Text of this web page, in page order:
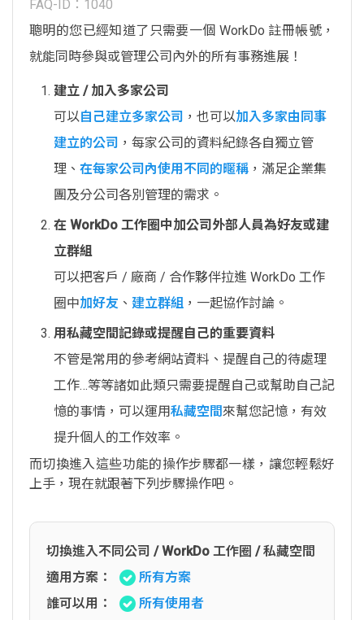
FAQ-ID：1040
聰明的您已經知道了只需要一個 WorkDo 註冊帳號，
就能同時參與或管理公司內外的所有事務進展！
建立 / 加入多家公司
可以自己建立多家公司 ，也可以加入多家由同事
建立的公司 ，每家公司的資料紀錄各自獨立管
理、 在每家公司內使用不同的暱稱 ，滿足企業集
團及分公司各別管理的需求。
在 WorkDo 工作圈中加公司外部人員為好友或建
立群組
可以把客戶 / 廠商 / 合作夥伴拉進 WorkDo 工作
圈中加好友 、 建立群組 ，一起協作討論。
用私藏空間記錄或提醒自己的重要資料
不管是常用的參考網站資料、提醒自己的待處理
工作…等等諸如此類只需要提醒自己或幫助自己記
憶的事情，可以運用私藏空間來幫您記憶，有效
提升個人的工作效率。
而切換進入這些功能的操作步驟都一樣，讓您輕鬆好
上手，現在就跟著下列步驟操作吧。
切換進入不同公司 / WorkDo 工作圈 / 私藏空間
適用方案：
所有方案
誰可以用：
所有使用者